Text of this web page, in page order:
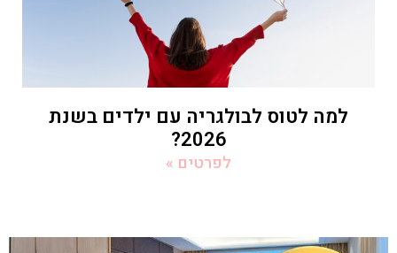
למה לטוס לבולגריה עם ילדים בשנת
2026?
לפרטים »